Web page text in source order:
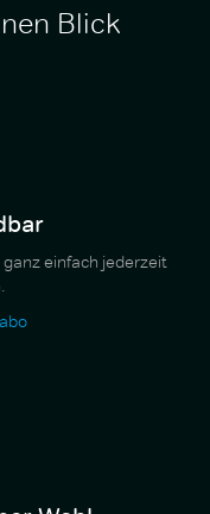
Blick
einfach jederzeit